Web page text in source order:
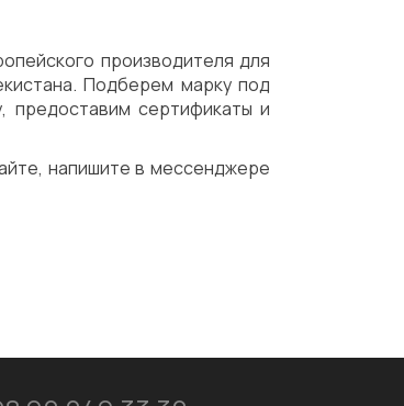
производителя для
Подберем марку под
предоставим сертификаты и
напишите в мессенджере